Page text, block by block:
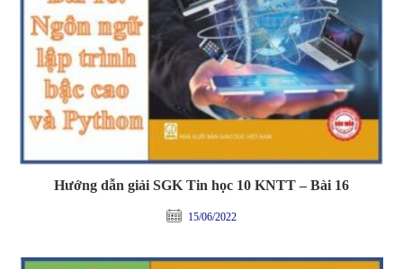
Hướng dẫn giải SGK Tin học 10 KNTT – Bài 16
15/06/2022